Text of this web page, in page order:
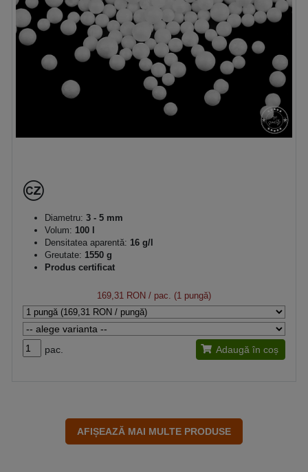
Diametru: 3 - 5 mm
Volum: 100 l
Densitatea aparentă: 16 g/l
Greutate: 1550 g
Produs certificat
169,31 RON / pac. (1 pungă)
pac. Adaugă în coș